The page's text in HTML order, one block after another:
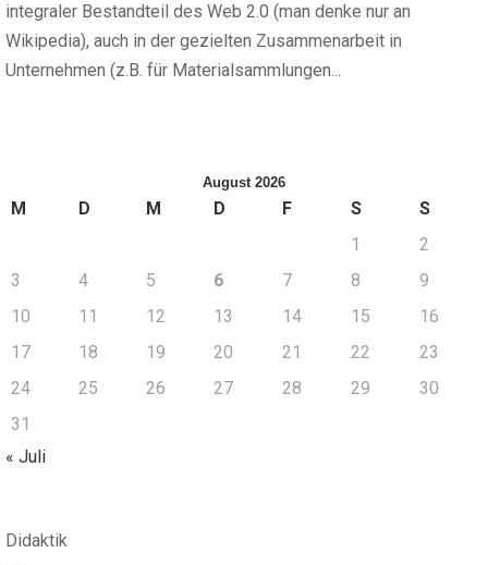
integraler Bestandteil des Web 2.0 (man denke nur an
Wikipedia), auch in der gezielten Zusammenarbeit in
Unternehmen (z.B. für Materialsammlungen...
August 2026
M D M D F S
S
1
2
3
4 5 6 7 8
9
10
11 12 13 14 15
16
17
18 19 20 21 22
23
24
25 26 27 28 29
30
31
« Juli
Didaktik